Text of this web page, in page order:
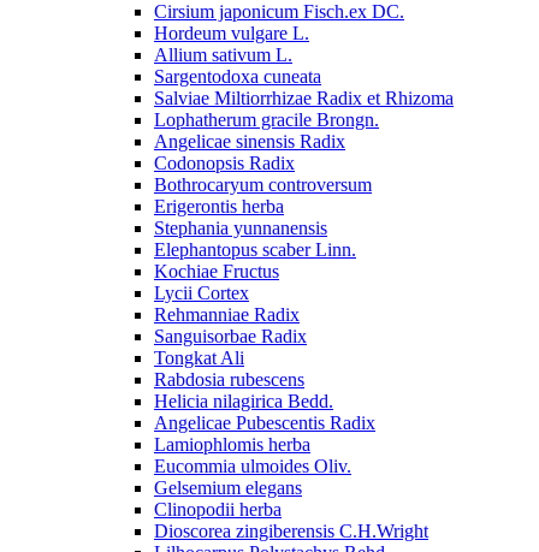
Cirsium japonicum Fisch.ex DC.
Hordeum vulgare L.
Allium sativum L.
Sargentodoxa cuneata
Salviae Miltiorrhizae Radix et Rhizoma
Lophatherum gracile Brongn.
Angelicae sinensis Radix
Codonopsis Radix
Bothrocaryum controversum
Erigerontis herba
Stephania yunnanensis
Elephantopus scaber Linn.
Kochiae Fructus
Lycii Cortex
Rehmanniae Radix
Sanguisorbae Radix
Tongkat Ali
Rabdosia rubescens
Helicia nilagirica Bedd.
Angelicae Pubescentis Radix
Lamiophlomis herba
Eucommia ulmoides Oliv.
Gelsemium elegans
Clinopodii herba
Dioscorea zingiberensis C.H.Wright